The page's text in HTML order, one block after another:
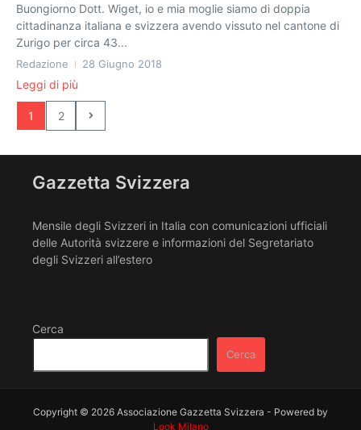
Buongiorno Dott. Wiget, io e mia moglie siamo di doppia
cittadinanza italiana e svizzera avendo vissuto nel cantone di
Zurigo per circa 43...
Redazione 28 Giugno 2018
Leggi di più
1 2
Gazzetta Svizzera
Mensile degli Svizzeri in Italia con comunicazioni ufficiali
delle Autorità svizzere e informazioni del Segretariato
degli Svizzeri all’estero
Cerca
Cerca
Copyright © 2026 Associazione Gazzetta Svizzera - Powered by
Look Milano